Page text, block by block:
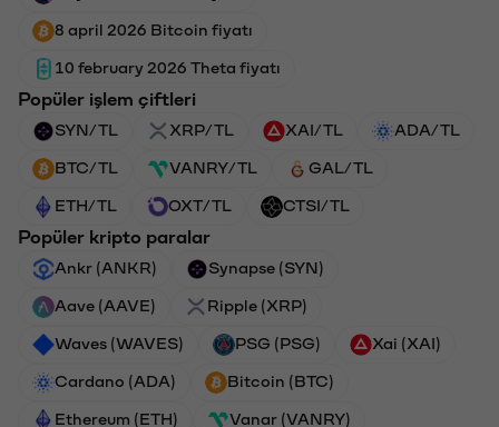
8 april 2026 Bitcoin fiyatı
10 february 2026 Theta fiyatı
Popüler işlem çiftleri
SYN/TL XRP/TL XAI/TL ADA/TL
BTC/TL VANRY/TL GAL/TL
ETH/TL OXT/TL CTSI/TL
Popüler kripto paralar
Ankr (ANKR) Synapse (SYN)
Aave (AAVE) Ripple (XRP)
Waves (WAVES) PSG (PSG) Xai (XAI)
Cardano (ADA) Bitcoin (BTC)
Ethereum (ETH) Vanar (VANRY)